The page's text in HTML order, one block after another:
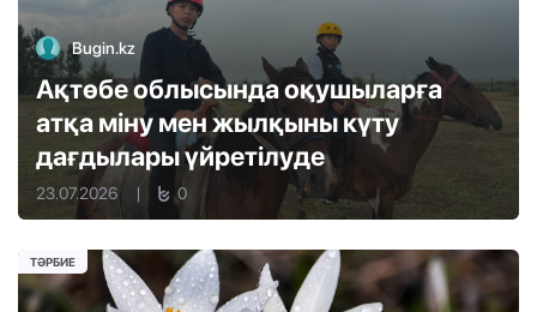
Bugin.kz
Ақтөбе облысында оқушыларға
атқа міну мен жылқыны күту
дағдылары үйретілуде
23.07.2026 | 0
ТӘРБИЕ